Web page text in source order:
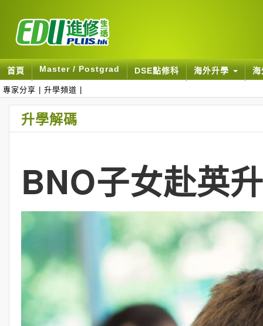
首頁 Master / Postgrad DSE點修科 海外升學
專家分享 升學頻道
升學解碼
BNO子女赴英